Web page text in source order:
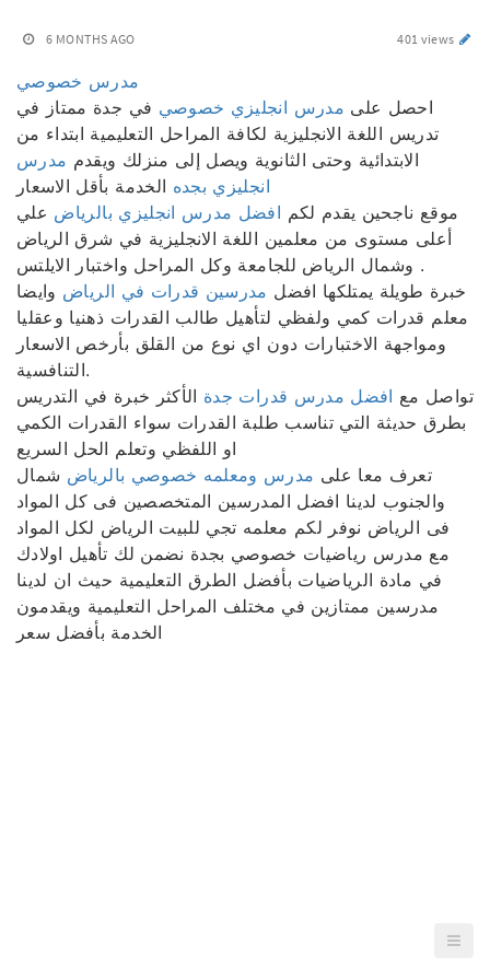
6 MONTHS AGO 401 views
مدرس خصوصي
احصل على مدرس انجليزي خصوصي في جدة ممتاز في
تدريس اللغة الانجليزية لكافة المراحل التعليمية ابتداء من
الابتدائية وحتى الثانوية ويصل إلى منزلك ويقدم مدرس
انجليزي بجده الخدمة بأقل الاسعار
موقع ناجحين يقدم لكم افضل مدرس انجليزي بالرياض علي
أعلى مستوى من معلمين اللغة الانجليزية في شرق الرياض
وشمال الرياض للجامعة وكل المراحل واختبار الايلتس .
خبرة طويلة يمتلكها افضل مدرسين قدرات في الرياض وايضا
معلم قدرات كمي ولفظي لتأهيل طالب القدرات ذهنيا وعقليا
ومواجهة الاختبارات دون اي نوع من القلق بأرخص الاسعار
التنافسية.
تواصل مع افضل مدرس قدرات جدة الأكثر خبرة في التدريس
بطرق حديثة التي تناسب طلبة القدرات سواء القدرات الكمي
او اللفظي وتعلم الحل السريع
تعرف معا على مدرس ومعلمه خصوصي بالرياض شمال
والجنوب لدينا افضل المدرسين المتخصصين فى كل المواد
فى الرياض نوفر لكم معلمه تجي للبيت الرياض لكل المواد
مع مدرس رياضيات خصوصي بجدة نضمن لك تأهيل اولادك
في مادة الرياضيات بأفضل الطرق التعليمية حيث ان لدينا
مدرسين ممتازين في مختلف المراحل التعليمية ويقدمون
الخدمة بأفضل سعر